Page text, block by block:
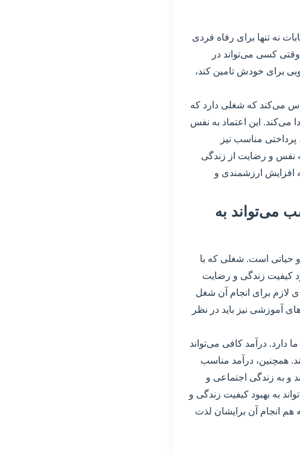
نه تنها برای رفاه فردی
وقتی کسی می‌تواند در
برای خودش تامین کند،
می‌کند که شغلی دارد که
این اعتماد به نفس
مناسب نیز
نفس و رضایت از زندگی
افزایش ارزشمندی و
می‌تواند به
حیاتی است. شغلی که با
کیفیت زندگی و رضایت
لازم برای انجام آن شغل
نیز باید در نظر
درآمد کافی می‌تواند
همچنین، درآمد مناسب
و به زندگی اجتماعی و
به بهبود کیفیت زندگی و
انجام آن برایشان لذت